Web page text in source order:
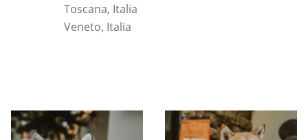
Toscana, Italia
Veneto, Italia